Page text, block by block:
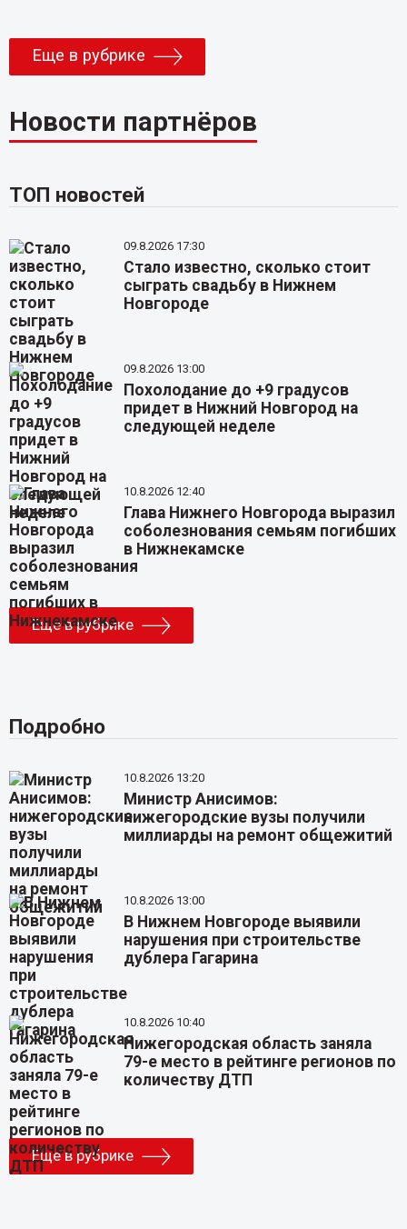
Еще в рубрике
Новости партнёров
ТОП новостей
09.8.2026 17:30
Стало известно, сколько стоит
сыграть свадьбу в Нижнем
Новгороде
09.8.2026 13:00
Похолодание до +9 градусов
придет в Нижний Новгород на
следующей неделе
10.8.2026 12:40
Глава Нижнего Новгорода выразил
соболезнования семьям погибших
в Нижнекамске
Еще в рубрике
Подробно
10.8.2026 13:20
Министр Анисимов:
нижегородские вузы получили
миллиарды на ремонт общежитий
10.8.2026 13:00
В Нижнем Новгороде выявили
нарушения при строительстве
дублера Гагарина
10.8.2026 10:40
Нижегородская область заняла
79-е место в рейтинге регионов по
количеству ДТП
Еще в рубрике